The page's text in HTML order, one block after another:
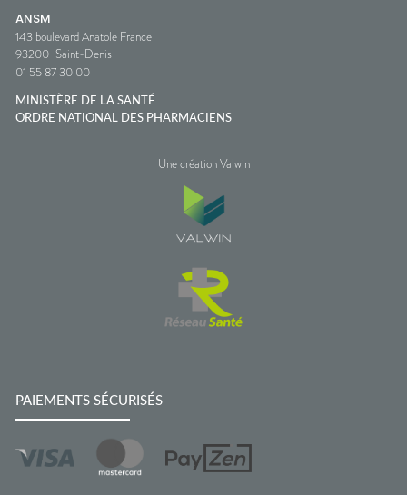
ANSM
143 boulevard Anatole France
93200 Saint-Denis
01 55 87 30 00
MINISTÈRE DE LA SANTÉ
ORDRE NATIONAL DES PHARMACIENS
Une création Valwin
PAIEMENTS SÉCURISÉS